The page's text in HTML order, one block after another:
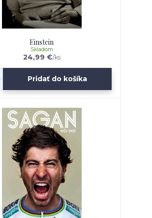
Einstein
24,99 €/ks
Skladom
Pridať do košíka